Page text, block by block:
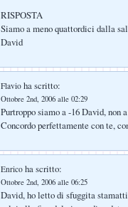
RISPOSTA
Siamo a meno quattordici dalla
David
Flavio ha scritto:
Ottobre 2nd, 2006 alle 02:29
Purtroppo siamo a -16 David, non
Concordo perfettamente con te,
Enrico ha scritto:
Ottobre 2nd, 2006 alle 06:25
David, ho letto di sfuggita